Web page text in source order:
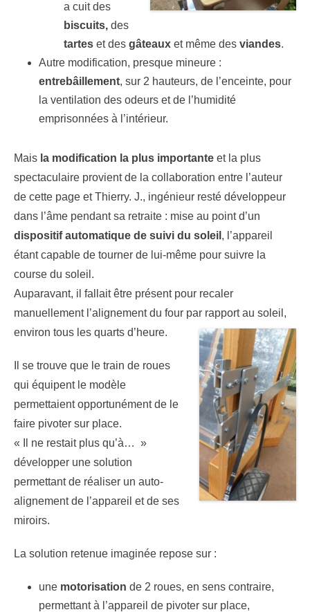
a cuit des
biscuits, des
tartes et des gâteaux et même des viandes.
Autre modification, presque mineure :
entrebâillement, sur 2 hauteurs, de l’enceinte, pour
la ventilation des odeurs et de l’humidité
emprisonnées à l’intérieur.
Mais la modification la plus importante et la plus
spectaculaire provient de la collaboration entre l’auteur
de cette page et Thierry. J., ingénieur resté développeur
dans l’âme pendant sa retraite : mise au point d’un
dispositif automatique de suivi du soleil , l’appareil
étant capable de tourner de lui-même pour suivre la
course du soleil.
Auparavant, il fallait être présent pour recaler
manuellement l’alignement du four par rapport au soleil,
environ tous les quarts d’heure.
Il se trouve que le train de roues
qui équipent le modèle
permettaient opportunément de le
faire pivoter sur place.
« Il ne restait plus qu’à… »
développer une solution
permettant de réaliser un auto-
alignement de l’appareil et de ses
miroirs.
La solution retenue imaginée repose sur :
une motorisation de 2 roues, en sens contraire,
permettant à l’appareil de pivoter sur place,